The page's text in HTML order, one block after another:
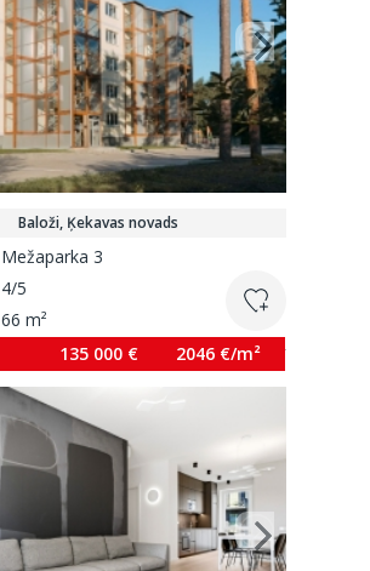
Baloži, Ķekavas novads
Mežaparka 3
4/5
66 m²
135 000 €
2046 €/m²